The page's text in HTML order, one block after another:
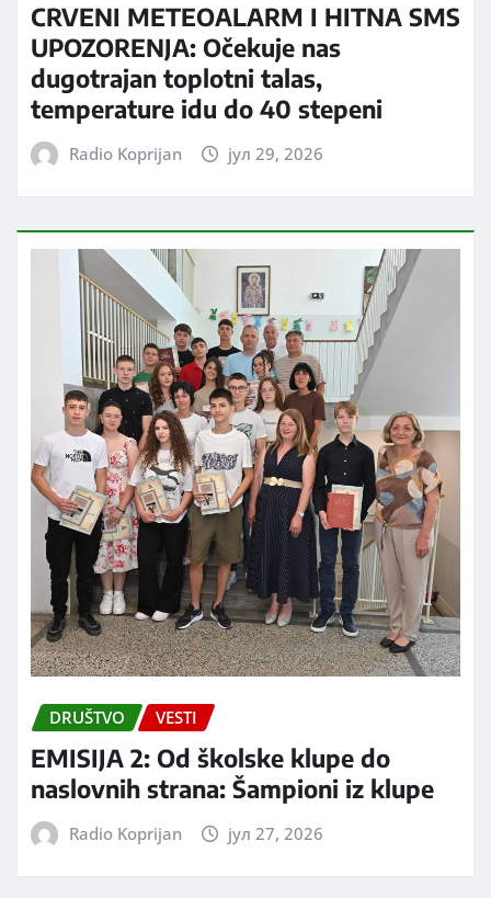
CRVENI METEOALARM I HITNA SMS
UPOZORENJA: Očekuje nas
dugotrajan toplotni talas,
temperature idu do 40 stepeni
Radio Koprijan јул 29, 2026
DRUŠTVO VESTI
EMISIJA 2: Od školske klupe do
naslovnih strana: Šampioni iz klupe
Radio Koprijan јул 27, 2026